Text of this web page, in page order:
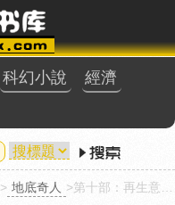
科幻小說
經濟
> 地底奇人 >第十部：再生意想不到的波折